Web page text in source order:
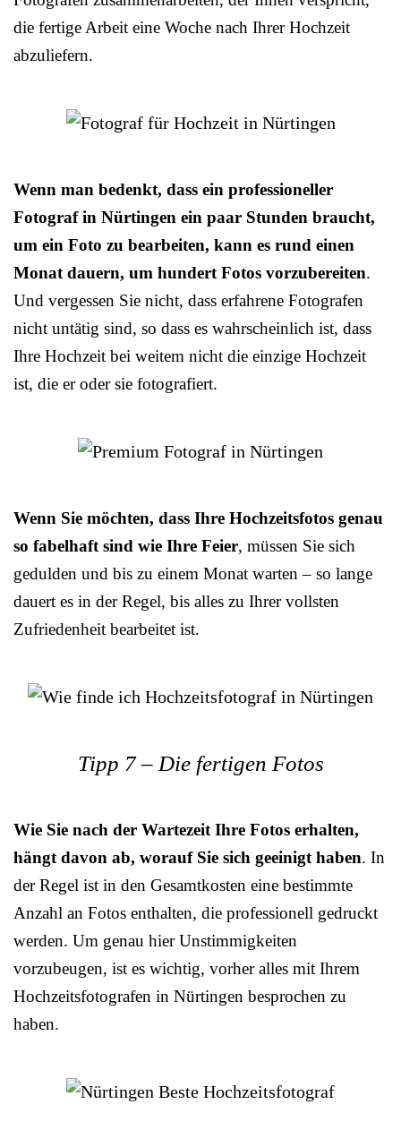
die fertige Arbeit eine Woche nach Ihrer Hochzeit
abzuliefern.
Wenn man bedenkt, dass ein professioneller
Fotograf in Nürtingen ein paar Stunden braucht,
um ein Foto zu bearbeiten, kann es rund einen
Monat dauern, um hundert Fotos vorzubereiten.
Und vergessen Sie nicht, dass erfahrene Fotografen
nicht untätig sind, so dass es wahrscheinlich ist, dass
Ihre Hochzeit bei weitem nicht die einzige Hochzeit
ist, die er oder sie fotografiert.
Wenn Sie möchten, dass Ihre Hochzeitsfotos genau
so fabelhaft sind wie Ihre Feier, müssen Sie sich
gedulden und bis zu einem Monat warten – so lange
dauert es in der Regel, bis alles zu Ihrer vollsten
Zufriedenheit bearbeitet ist.
Tipp 7 – Die fertigen Fotos
Wie Sie nach der Wartezeit Ihre Fotos erhalten,
hängt davon ab, worauf Sie sich geeinigt haben. In
der Regel ist in den Gesamtkosten eine bestimmte
Anzahl an Fotos enthalten, die professionell gedruckt
werden. Um genau hier Unstimmigkeiten
vorzubeugen, ist es wichtig, vorher alles mit Ihrem
Hochzeitsfotografen in Nürtingen besprochen zu
haben.